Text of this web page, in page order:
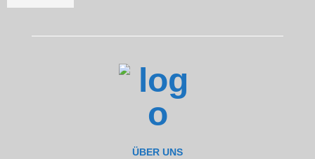
ÜBER UNS